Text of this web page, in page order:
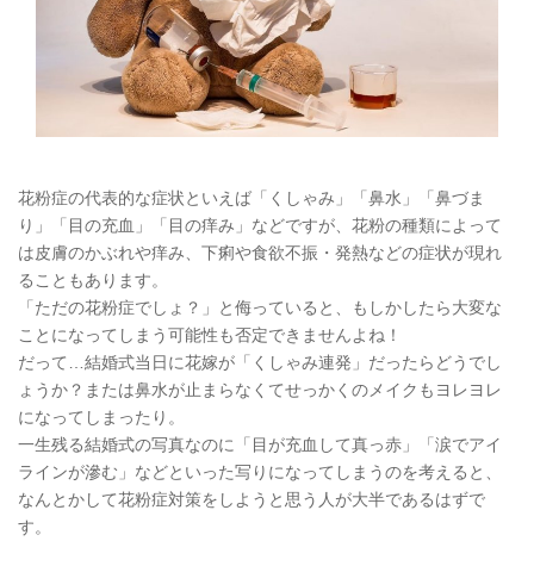
花粉症の代表的な症状といえば「くしゃみ」「鼻水」「鼻づま
り」「目の充血」「目の痒み」などですが、花粉の種類によって
は皮膚のかぶれや痒み、下痢や食欲不振・発熱などの症状が現れ
ることもあります。
「ただの花粉症でしょ？」と侮っていると、もしかしたら大変な
ことになってしまう可能性も否定できませんよね！
だって…結婚式当日に花嫁が「くしゃみ連発」だったらどうでし
ょうか？または鼻水が止まらなくてせっかくのメイクもヨレヨレ
になってしまったり。
一生残る結婚式の写真なのに「目が充血して真っ赤」「涙でアイ
ラインが滲む」などといった写りになってしまうのを考えると、
なんとかして花粉症対策をしようと思う人が大半であるはずで
す。